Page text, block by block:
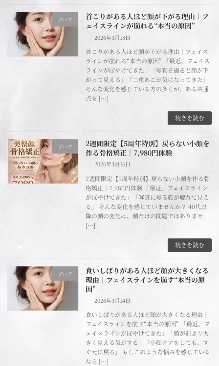
ブログ
首こりがある人ほど顔が下がる理由｜フ
ェイスラインが崩れる“本当の原因”
2026年3月18日
首こりがある人ほど顔が下がる理由｜フェイス
ラインが崩れる“本当の原因” 「最近、フェイス
ラインがぼやけてきた」「写真を撮ると顔が下
がって見える」「二重あごが気になってきた」
そんな変化を感じている方の多くが、ある共通
点を […]
続きを読む
ブログ
2週間限定【5周年特別】戻らない小顔を
作る骨格矯正｜7,980円体験
2026年3月16日
2週間限定【5周年特別】戻らない小顔を作る骨
格矯正｜7,980円体験 「最近、フェイスライン
がぼやけてきた」「写真に写る顔が疲れて見え
る」 そんな変化を感じていませんか？ 40代以
降の顔の変化は、顔だけの問題ではありませ
[…]
続きを読む
ブログ
食いしばりがある人ほど顔が大きくなる
理由｜フェイスラインを崩す“本当の原
因”
2026年3月14日
食いしばりがある人ほど顔が大きくなる理由｜
フェイスラインを崩す“本当の原因” 「最近、フ
ェイスラインがぼやけてきた」「顔が前より大
きく見える気がする」「小顔ケアをしても、す
ぐ元に戻る」 もしこのような悩みを感じている
なら […]